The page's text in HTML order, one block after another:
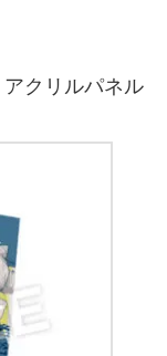
クリルパネル